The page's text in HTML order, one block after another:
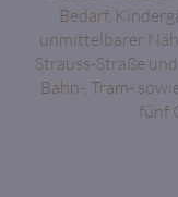
Bedarf,
unmittelbarer
Strauss-Straße
Bahn-, Tram-
fünf